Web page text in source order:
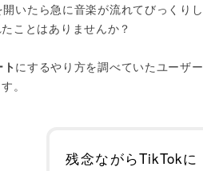
いたら急に音楽が流れてびっくりし
ことはありませんか？
トにするやり方を調べていたユーザ
。
残念ながらTikTokに